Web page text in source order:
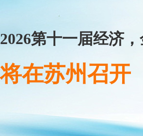
2026第十一届经济
将在苏州召开